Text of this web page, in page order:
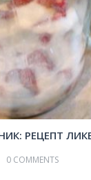
РЕЦЕПТ
0 COMMENTS